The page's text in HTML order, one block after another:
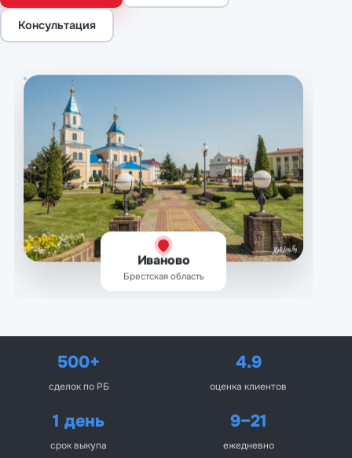
Консультация
Иваново
Брестская область
500+
сделок по РБ
4.9
оценка клиентов
1 день
срок выкупа
9–21
ежедневно